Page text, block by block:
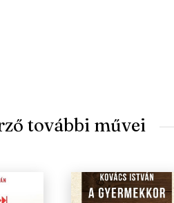
további művei